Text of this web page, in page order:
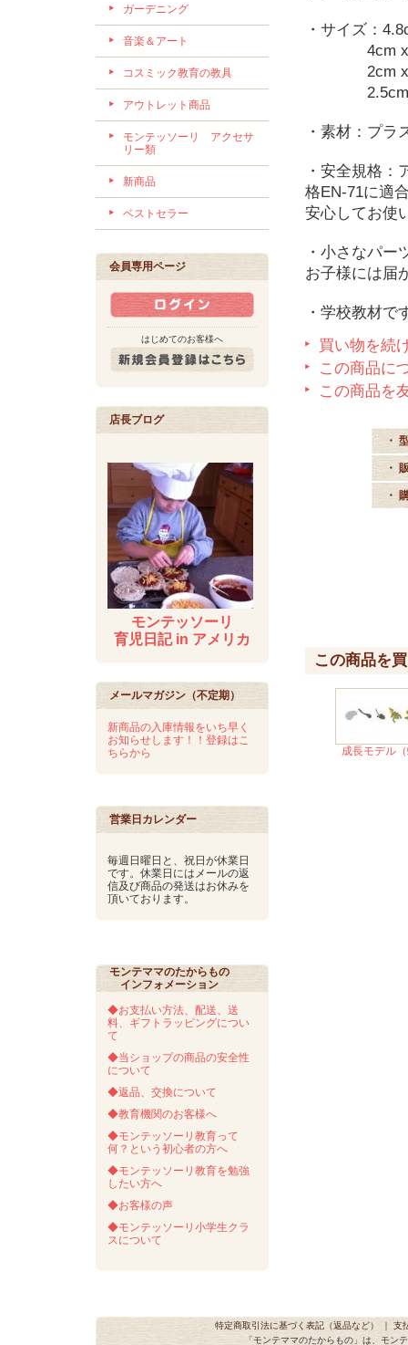
ガーデニング
音楽＆アート
コスミック教育の教具
アウトレット商品
モンテッソーリ アクセサ
リー類
新商品
ベストセラー
会員専用ページ
はじめてのお客様へ
店長ブログ
モンテッソーリ
育児日記 in アメリカ
メールマガジン（不定期）
新商品の入庫情報をいち早く
お知らせします！！登録はこ
ちらから
営業日カレンダー
毎週日曜日と、祝日が休業日
です。休業日にはメールの返
信及び商品の発送はお休みを
頂いております。
モンテママのたからもの
インフォメーション
◆お支払い方法、配送、送
料、ギフトラッピングについ
て
◆当ショップの商品の安全性
について
◆返品、交換について
◆教育機関のお客様へ
◆モンテッソーリ教育って
何？という初心者の方へ
◆モンテッソーリ教育を勉強
したい方へ
◆お客様の声
◆モンテッソーリ小学生クラ
スについて
・サイズ：
4cm x
2cm x
2.5cm x
・素材：プラ
・安全規格：
格EN-71に適
安心してお使
・小さなパ
お子様には届
・学校教材で
買い物を続
この商品に
この商品を
・
・
・
この商品を
成長モデル
特定商取引法に基づく表記（返品など） ｜ 支
「モンテママのたからもの」は、モン